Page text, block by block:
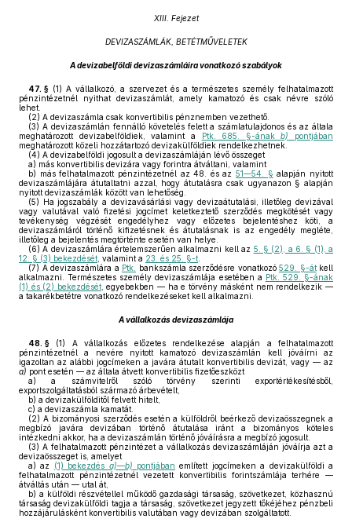
XIII. Fejezet
DEVIZASZÁMLÁK, BETÉTMŰVELETEK
A devizabelföldi devizaszámláira vonatkozó szabályok
47. § (1) A vállalkozó, a szervezet és a természetes személy felhatalmazott
pénzintézetnél nyithat devizaszámlát, amely kamatozó és csak névre szóló
lehet.
(2) A devizaszámla csak konvertibilis pénznemben vezethető.
(3) A devizaszámlán fennálló követelés felett a számlatulajdonos és az általa
meghatározott devizabelföldiek, valamint a
Ptk. 685. §-ánakb)
pontjában
meghatározott közeli hozzátartozó devizakülföldiek rendelkezhetnek.
(4) A devizabelföldi jogosult a devizaszámláján lévő összeget
a) más konvertibilis devizára vagy forintra átváltani, valamint
b) más felhatalmazott pénzintézetnél az 48. és az51—54. § alapján nyitott
devizaszámlájára átutaltatni azzal, hogy átutalásra csak ugyanazon § alapján
nyitott devizaszámlák között van lehetőség.
(5) Ha jogszabály a devizavásárlási vagy devizaátutalási, illetőleg devizával
vagy valutával való fizetési jogcímet keletkeztető szerződés megkötését vagy
tevékenység végzését engedélyhez vagy előzetes bejelentéshez köti, a
devizaszámláról történő kifizetésnek és átutalásnak is az engedély megléte,
illetőleg a bejelentés megtörténte esetén van helye.
(6) A devizaszámlára értelemszerűen alkalmazni kell az 5. § (2), a 6. § (1), a
12. § (3) bekezdését , valamint a 23. és 25. §-t
(7) A devizaszámlára a Ptk. bankszámla szerződésre vonatkozó 529. §-átkell
alkalmazni. Természetes személy devizaszámlája esetében a Ptk. 529. §-ának
(1) és (2) bekezdését, egyebekben — ha e törvény másként nem rendelkezik —
a takarékbetétre vonatkozó rendelkezéseket kell alkalmazni.
A vállalkozás devizaszámlája
48. § (1)
A vállalkozás előzetes rendelkezése alapján a felhatalmazott
pénzintézetnél a nevére nyitott kamatozó devizaszámlán kell jóváírni az
igazoltan az alábbi jogcímeken a javára átutalt konvertibilis devizát, vagy — az
a) pont esetén — az általa átvett konvertibilis fizetőeszközt
a) a számvitelről szóló törvény szerinti exportértékesítésből,
exportszolgáltatásból származó árbevételt,
b) a devizakülfölditől felvett hitelt,
c) a devizaszámla kamatát.
(2) A bizományosi szerződés esetén a külföldről beérkező devizaösszegnek a
megbízó javára devizában történő átutalása iránt a bizományos köteles
intézkedni akkor, ha a devizaszámlán történő jóváírásra a megbízó jogosult.
(3) A felhatalmazott pénzintézet a vállalkozás devizaszámláján jóváírja azt a
devizaösszeget is, amelyet
a) az (1) bekezdés a)—b) pontjában említett jogcímeken a devizakülföldi a
felhatalmazott pénzintézetnél vezetett konvertibilis forintszámlája terhére —
átváltás után — utal át,
b) a külföldi részvétellel működő gazdasági társaság, szövetkezet, közhasznú
társaság devizakülföldi tagja a társaság, szövetkezet jegyzett tőkéjéhez pénzbeli
hozzájárulásként konvertibilis valutában vagy devizában szolgáltatott.